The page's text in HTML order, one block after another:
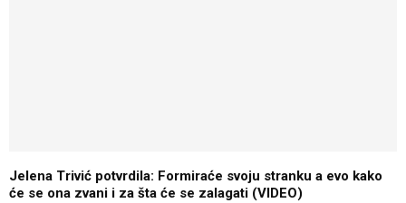
Jelena Trivić potvrdila: Formiraće svoju stranku a evo kako
će se ona zvani i za šta će se zalagati (VIDEO)